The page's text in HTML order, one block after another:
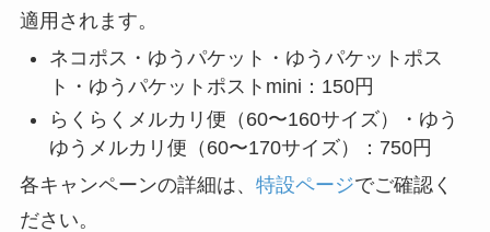
適用されます。
ネコポス・ゆうパケット・ゆうパケットポス
ト・ゆうパケットポストmini：150円
らくらくメルカリ便（60〜160サイズ）・ゆう
ゆうメルカリ便（60〜170サイズ）：750円
各キャンペーンの詳細は、 特設ページでご確認く
ださい。